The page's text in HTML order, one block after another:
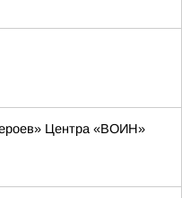
Центра «ВОИН»